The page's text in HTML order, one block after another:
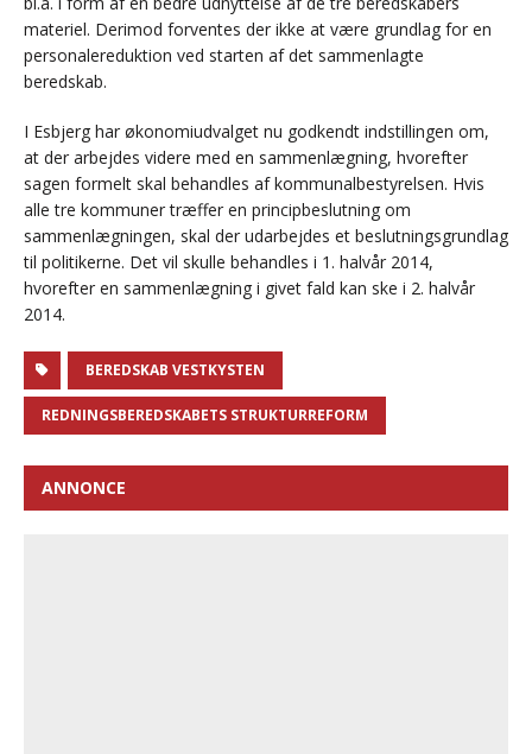
materiel. Derimod forventes der ikke at være grundlag for en
personalereduktion ved starten af det sammenlagte
beredskab.
I Esbjerg har økonomiudvalget nu godkendt indstillingen om,
at der arbejdes videre med en sammenlægning, hvorefter
sagen formelt skal behandles af kommunalbestyrelsen. Hvis
alle tre kommuner træffer en principbeslutning om
sammenlægningen, skal der udarbejdes et beslutningsgrundlag
til politikerne. Det vil skulle behandles i 1. halvår 2014,
hvorefter en sammenlægning i givet fald kan ske i 2. halvår
2014.
BEREDSKAB VESTKYSTEN
REDNINGSBEREDSKABETS STRUKTURREFORM
ANNONCE